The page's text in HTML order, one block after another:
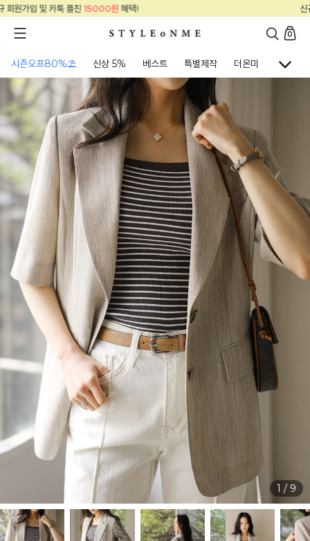
신규 회원가입 및 카톡 플친
0
시즌오프80%⛱ 신상 5% 베스트 특별제작 더온미 골프웨어
1 / 9